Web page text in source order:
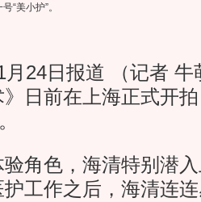
“美小护”。
日报道 （记者 牛
日前在上海正式开
色，海清特别潜入
工作之后，海清连